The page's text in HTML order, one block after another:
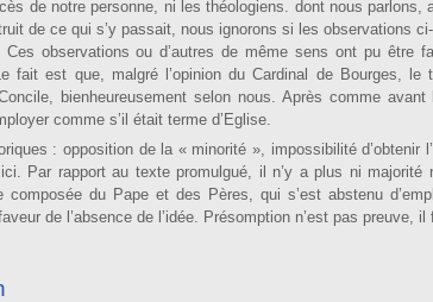
de notre personne, ni les théolo­giens. dont nous parlons,
de ce qui s’y passait, nous ignorons si les observations
Ces observa­tions ou d’autres de même sens ont pu être
fait est que, malgré l’opinion du Cardinal de Bourges, le
bienheureusement selon nous. Après comme
comme s’il était terme d’Eglise.
: opposition de la « minorité », impossibilité d’obtenir
ici. Par rapport au texte promulgué, il n’y a plus ni majorité
composée du Pape et des Pères, qui s’est abstenu
de l’absence de l’idée. Présomption n’est pas preuve,